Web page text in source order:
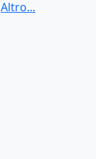
Jazz